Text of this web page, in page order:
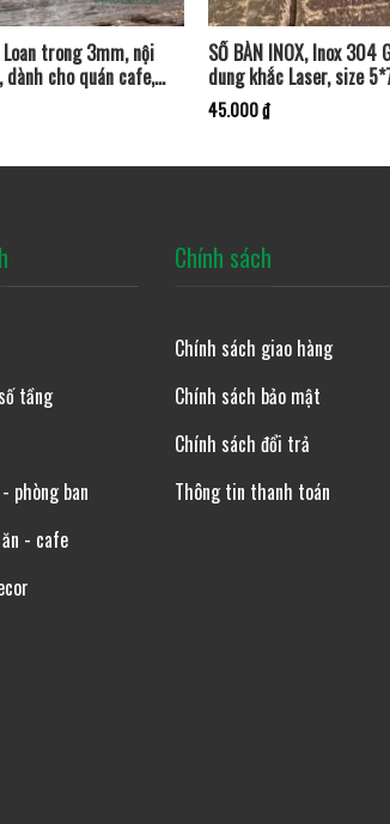
Loan trong 3mm, nội
dành cho quán cafe,
SỐ BÀN INOX, Inox 304
dung khắc Laser, size
Độ bền cao. SB-PMV195
45.000₫
tầng
phòng ban
- cafe
Chính sách
Chính sách giao hàng
Chính sách bảo mật
Chính sách đổi trả
Thông tin thanh toán